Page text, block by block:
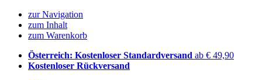
zur Navigation
zum Inhalt
zum Warenkorb
Österreich: Kostenloser Standardversand ab € 49,90
Kostenloser Rückversand